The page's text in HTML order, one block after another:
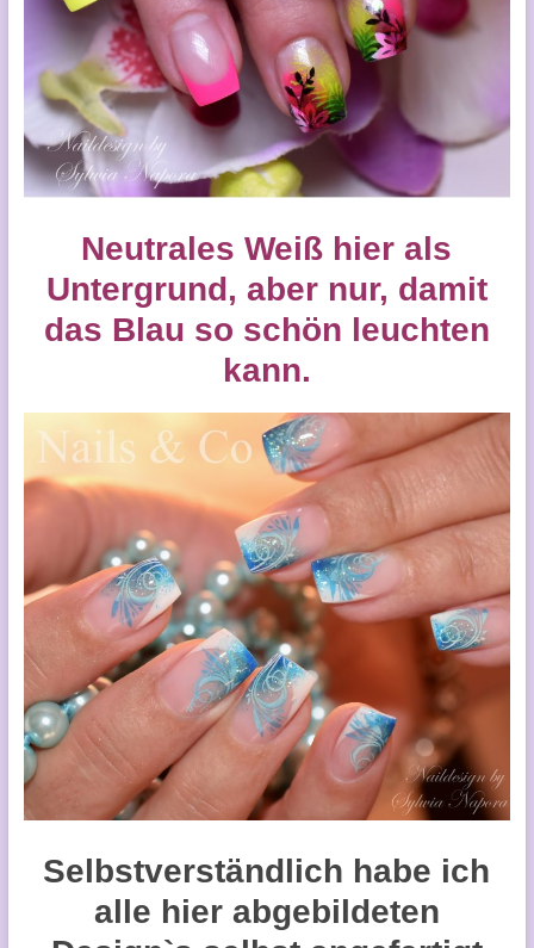
Neutrales Weiß hier als
Untergrund, aber nur, damit
das Blau so schön leuchten
kann.
Selbstverständlich habe ich
alle hier abgebildeten